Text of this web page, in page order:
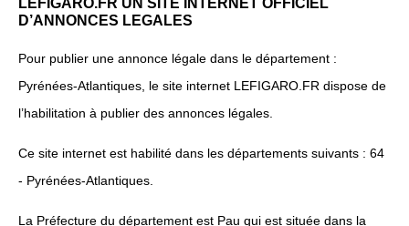
D’ANNONCES LEGALES
Pour publier une annonce légale dans le département :
Pyrénées-Atlantiques, le site internet LEFIGARO.FR dispose de
l’habilitation à publier des annonces légales.
Ce site internet est habilité dans les départements suivants : 64
- Pyrénées-Atlantiques.
La Préfecture du département est Pau qui est située dans la